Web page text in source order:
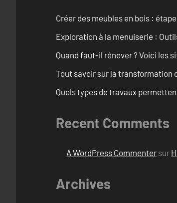
Créer des meubles en bois :
Exploration à la menuiserie :
Quand faut-il rénover ? Voici les
Tout savoir sur la transformation
Quels types de travaux
Recent Comments
A WordPress Commenter sur
Archives